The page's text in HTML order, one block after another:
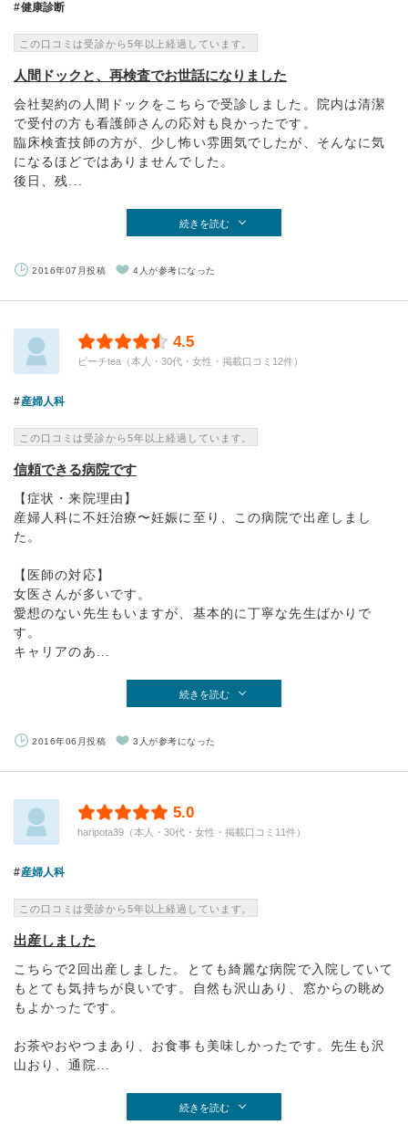
健康診断
この口コミは受診から5年以上経過しています。
人間ドックと、再検査でお世話になりました
会社契約の人間ドックをこちらで受診しました。院内は清潔
で受付の方も看護師さんの応対も良かったです。
臨床検査技師の方が、少し怖い雰囲気でしたが、そんなに気
になるほどではありませんでした。
後日、残...
続きを読む
2016年07月投稿 4人が参考になった
4.5
ピーチtea（本人・30代・女性・掲載口コミ12件）
産婦人科
この口コミは受診から5年以上経過しています。
信頼できる病院です
【症状・来院理由】
産婦人科に不妊治療〜妊娠に至り、この病院で出産しまし
た。
【医師の対応】
女医さんが多いです。
愛想のない先生もいますが、基本的に丁寧な先生ばかりで
す。
キャリアのあ...
続きを読む
2016年06月投稿 3人が参考になった
5.0
haripota39（本人・30代・女性・掲載口コミ11件）
産婦人科
この口コミは受診から5年以上経過しています。
出産しました
こちらで2回出産しました。とても綺麗な病院で入院していて
もとても気持ちが良いです。自然も沢山あり、窓からの眺め
もよかったです。
お茶やおやつまあり、お食事も美味しかったです。先生も沢
山おり、通院...
続きを読む